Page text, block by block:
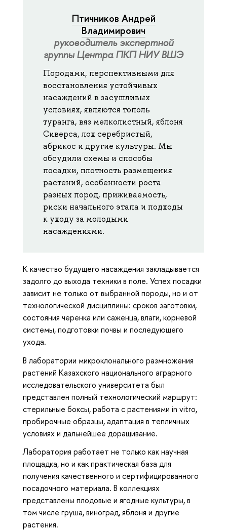
Птичников Андрей
Владимирович
руководитель экспертной
группы Центра ПКП НИУ ВШЭ
Породами, перспективными для
восстановления устойчивых
насаждений в засушливых
условиях, являются тополь
туранга, вяз мелколистный, яблоня
Сиверса, лох серебристый,
абрикос и другие культуры. Мы
обсудили схемы и способы
посадки, плотность размещения
растений, особенности роста
разных пород, приживаемость,
риски начального этапа и подходы
к уходу за молодыми
насаждениями.
К качество будущего насаждения закладывается
задолго до выхода техники в поле. Успех посадки
зависит не только от выбранной породы, но и от
технологической дисциплины: сроков заготовки,
состояния черенка или саженца, влаги, корневой
системы, подготовки почвы и последующего
ухода.
В лаборатории микроклонального размножения
растений Казахского национального аграрного
исследовательского университета был
представлен полный технологический маршрут:
стерильные боксы, работа с растениями in vitro,
пробирочные образцы, адаптация в тепличных
условиях и дальнейшее доращивание.
Лаборатория работает не только как научная
площадка, но и как практическая база для
получения качественного и сертифицированного
посадочного материала. В коллекциях
представлены плодовые и ягодные культуры, в
том числе груша, виноград, яблоня и другие
растения.